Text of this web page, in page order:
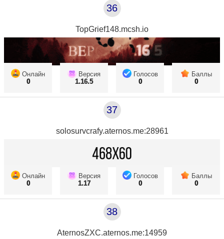
36
TopGrief148.mcsh.io
Онлайн
0
Версия
1.16.5
Голосов
0
Баллы
0
37
solosurvcrafy.aternos.me:28961
Онлайн
0
Версия
1.17
Голосов
0
Баллы
0
38
AternosZXC.aternos.me:14959